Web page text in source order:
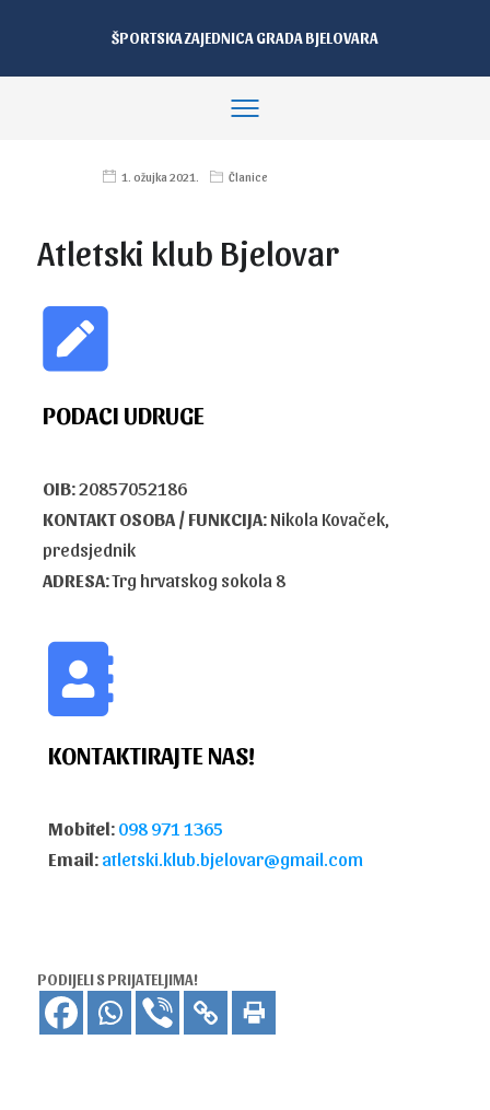
ŠPORTSKA ZAJEDNICA GRADA BJELOVARA
1. ožujka 2021. Članice
Atletski klub Bjelovar
PODACI UDRUGE
OIB:20857052186
KONTAKT OSOBA / FUNKCIJA: Nikola Kovaček,
predsjednik
ADRESA:Trg hrvatskog sokola 8
KONTAKTIRAJTE NAS!
Mobitel: 098 971 1365
Email: atletski.klub.bjelovar@gmail.com
PODIJELI S PRIJATELJIMA!